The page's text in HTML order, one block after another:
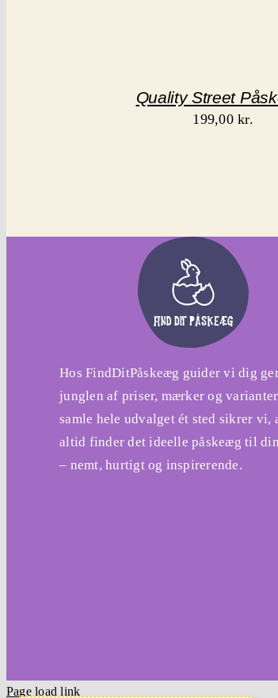
Quality Street
199,00kr.
Hos FindDitPåskeæg guider vi dig
junglen af priser, mærker og
samle hele udvalget ét sted sikrer vi,
altid finder det ideelle påskeæg til
– nemt, hurtigt og inspirerende.
Page load link